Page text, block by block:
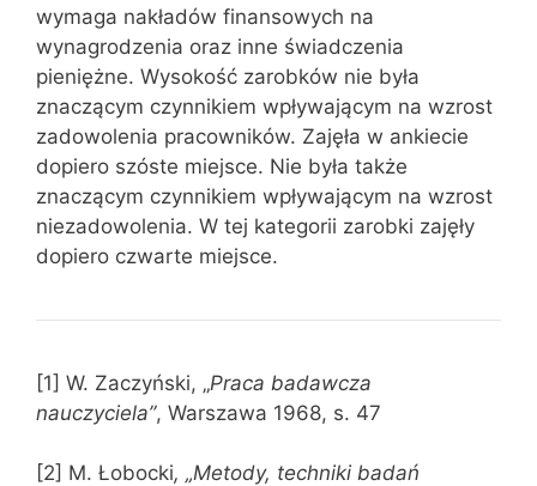
wymaga nakładów finansowych na
wynagrodzenia oraz inne świadczenia
pieniężne. Wysokość zarobków nie była
znaczącym czynnikiem wpływającym na wzrost
zadowolenia pracowników. Zajęła w ankiecie
dopiero szóste miejsce. Nie była także
znaczącym czynnikiem wpływającym na wzrost
niezadowolenia. W tej kategorii zarobki zajęły
dopiero czwarte miejsce.
[1] W. Zaczyński, „Praca badawcza
nauczyciela”, Warszawa 1968, s. 47
[2] M. Łobocki, „Metody, techniki badań